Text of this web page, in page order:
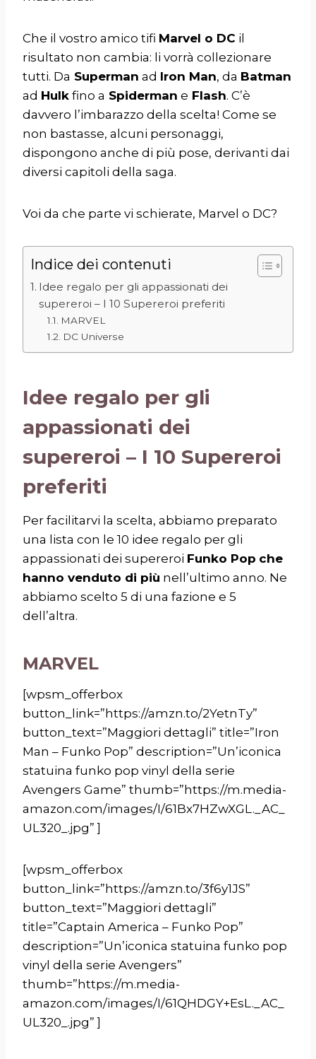
Che il vostro amico tifi Marvel o DC il
risultato non cambia: li vorrà collezionare
tutti. Da Superman ad Iron Man, da Batman
ad Hulk fino a Spiderman e Flash. C’è
davvero l’imbarazzo della scelta! Come se
non bastasse, alcuni personaggi,
dispongono anche di più pose, derivanti dai
diversi capitoli della saga.
Voi da che parte vi schierate, Marvel o DC?
Indice dei contenuti
Idee regalo per gli appassionati dei
supereroi – I 10 Supereroi preferiti
MARVEL
DC Universe
Idee regalo per gli
appassionati dei
supereroi – I 10 Supereroi
preferiti
Per facilitarvi la scelta, abbiamo preparato
una lista con le 10 idee regalo per gli
appassionati dei supereroi Funko Pop che
hanno venduto di più nell’ultimo anno. Ne
abbiamo scelto 5 di una fazione e 5
dell’altra.
MARVEL
[wpsm_offerbox
button_link=”https://amzn.to/2YetnTy”
button_text=”Maggiori dettagli” title=”Iron
Man – Funko Pop” description=”Un’iconica
statuina funko pop vinyl della serie
Avengers Game” thumb=”https://m.media-
amazon.com/images/I/61Bx7HZwXGL._AC_
UL320_.jpg” ]
[wpsm_offerbox
button_link=”https://amzn.to/3f6y1JS”
button_text=”Maggiori dettagli”
title=”Captain America – Funko Pop”
description=”Un’iconica statuina funko pop
vinyl della serie Avengers”
thumb=”https://m.media-
amazon.com/images/I/61QHDGY+EsL._AC_
UL320_.jpg” ]